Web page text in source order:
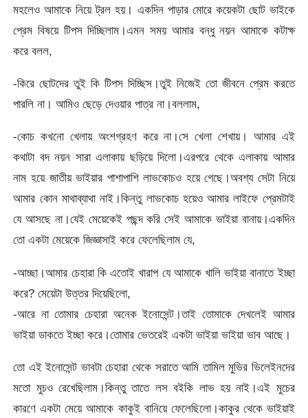
মহলেও আমাকে নিয়ে ট্রল হয়। একদিন পাড়ার মোরে কয়েকটা ছোট ভাইকে
প্রেম বিষয়ে টিপস দিচ্ছিলাম।এমন সময় আমার বন্ধু নয়ন আমাকে কটাক্ষ
করে বলল,
-কিরে ছোটদের তুই কি টিপস দিচ্ছিস।তুই নিজেই তো জীবনে প্রেম করতে
পারলি না। আমিও ছেড়ে দেওয়ার পাত্র না।বললাম,
-কোচ কখনো খেলায় অংশগ্রহণ করে না।সে খেলা শেখায়। আমার এই
কথাটা বদ নয়ন সারা এলাকায় ছড়িয়ে দিলো।এরপরে থেকে এলাকায় আমার
নাম হয়ে জাতীয় ভাইয়ার পাশাপাশি লাভকোচও হয়ে গেছে।অবশ্য সেটা নিয়ে
আমার কোন মাথাব্যাথা নাই।কিন্তু লাভকোচ হয়েও আমার লাইফে প্রেমটাই
যে আসছে না।যেই মেয়েকেই পছন্দ করি সেই আমাকে ভাইয়া বানায়।একদিন
তো একটা মেয়েকে জিজ্ঞাসাই করে ফেলেছিলাম যে,
-আচ্ছা।আমার চেহারা কি এতোই খারাপ যে আমাকে খালি ভাইয়া বানাতে ইচ্ছা
করে? মেয়েটা উত্তর দিয়েছিলো,
-আরে না তোমার চেহারা অনেক ইনোসেন্ট।তাই তোমাকে দেখলেই আমার
ভাইয়া ডাকতে ইচ্ছা করে।তোমার ভেতরেই একটা ভাইয়া ভাইয়া ভাব আছে।
তো এই ইনোসেন্ট ভাবটা চেহারা থেকে সরাতে আমি তামিল মুভির ভিলেইনদের
মতো মুচও রেখেছিলাম।কিন্তু তাতে লস বইকি লাভ হয় নাই।এই মুচের
কারণে একটা মেয়ে আমাকে কাকুই বানিয়ে ফেলেছিলো।কাকুর থেকে ভাইয়াই